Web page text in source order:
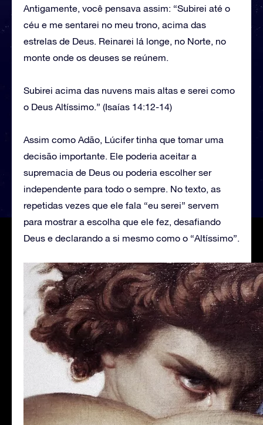
Antigamente, você pensava assim: “Subirei até o
céu e me sentarei no meu trono, acima das
estrelas de Deus. Reinarei lá longe, no Norte, no
monte onde os deuses se reúnem.
Subirei acima das nuvens mais altas e serei como
o Deus Altíssimo.” (Isaías 14:12-14)
Assim como Adão, Lúcifer tinha que tomar uma
decisão importante. Ele poderia aceitar a
supremacia de Deus ou poderia escolher ser
independente para todo o sempre. No texto, as
repetidas vezes que ele fala “eu serei” servem
para mostrar a escolha que ele fez, desafiando
Deus e declarando a si mesmo como o “Altíssimo”.